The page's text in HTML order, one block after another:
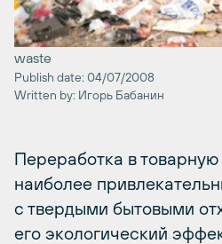
waste
Publish date: 04/07/2008
Written by: Игорь Бабанин
Переработка в
наиболее
с твердыми бытовыми
его экологический